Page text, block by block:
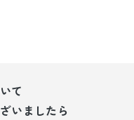
て
いましたら